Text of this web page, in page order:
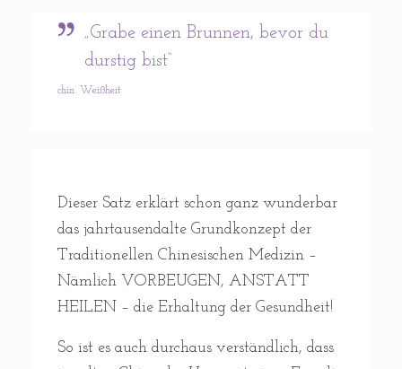
„Grabe einen Brunnen, bevor du
durstig bist“
chin. Weißheit
Dieser Satz erklärt schon ganz wunderbar
das jahrtausendalte Grundkonzept der
Traditionellen Chinesischen Medizin –
Nämlich VORBEUGEN, ANSTATT
HEILEN – die Erhaltung der Gesundheit!
So ist es auch durchaus verständlich, dass